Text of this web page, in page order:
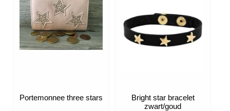
Portemonnee three stars
Bright star bracelet
zwart/goud